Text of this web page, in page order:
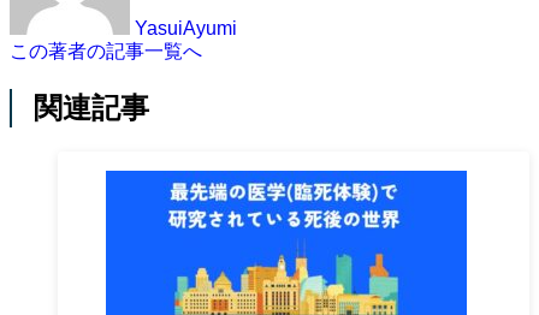
YasuiAyumi
この著者の記事一覧へ
関連記事